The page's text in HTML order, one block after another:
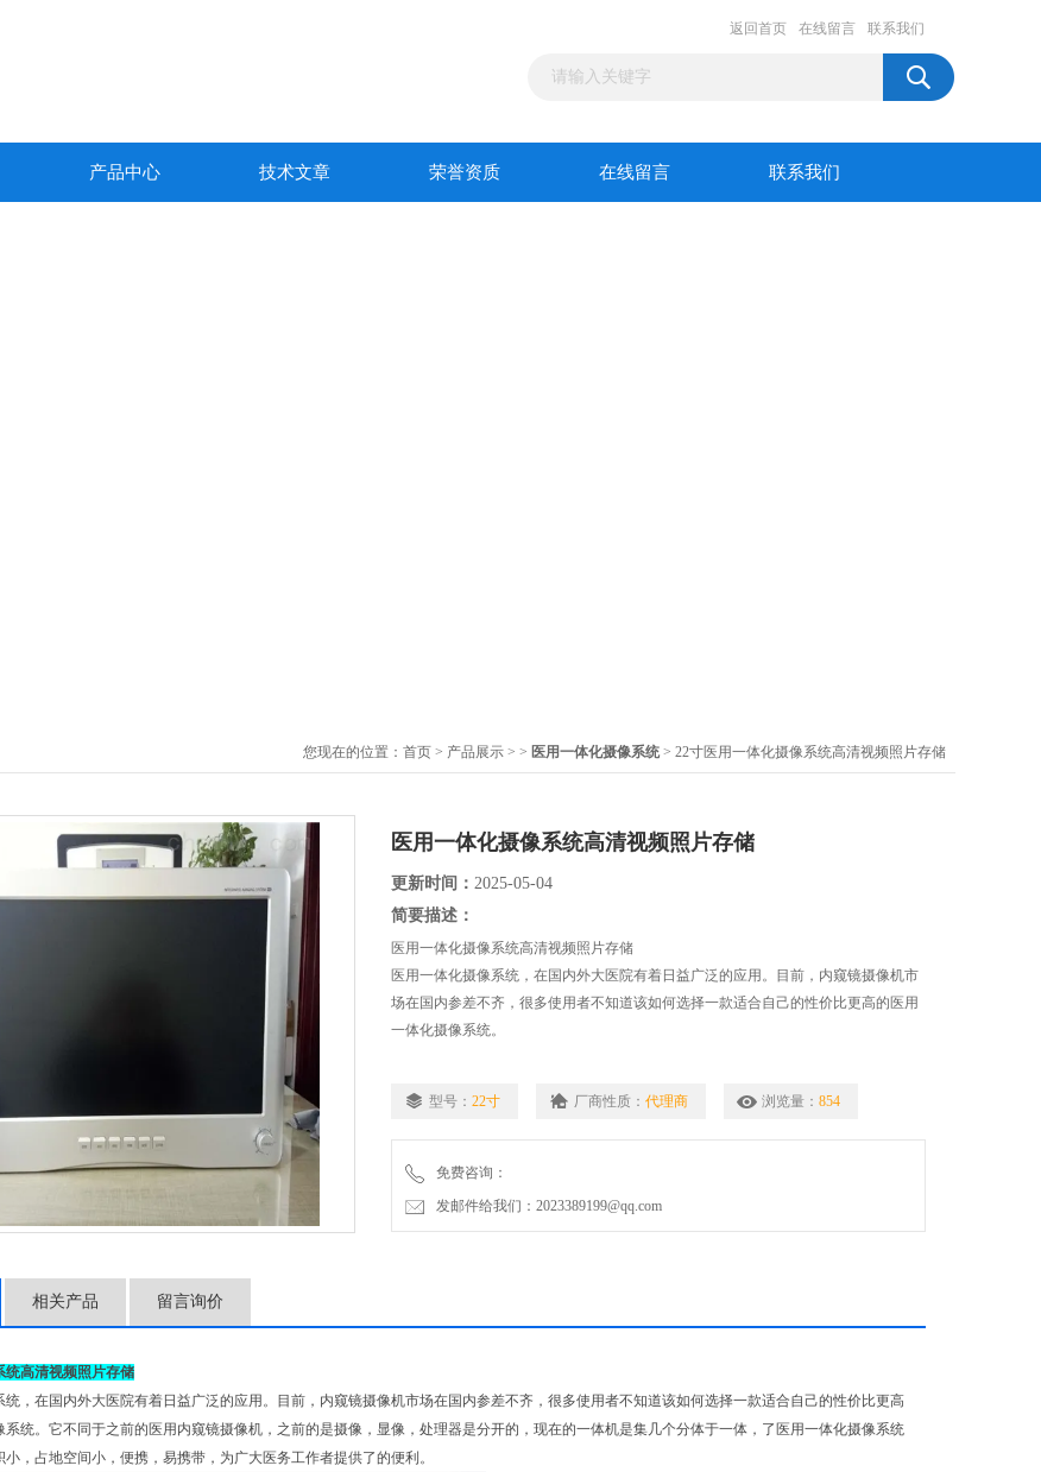
返回首页 在线留言 联系我们
产品中心 技术文章 荣誉资质 在线留言 联系我们
您现在的位置： 首页 > 产品展示 > > 医用一体化摄像系统 > 22寸医用一体化摄像系统高清视频照片存储
医用一体化摄像系统高清视频照片存储
更新时间： 2025-05-04
简要描述：
医用一体化摄像系统高清视频照片存储
医用一体化摄像系统，在国内外大医院有着日益广泛的应用。目前，内窥镜摄像机市
场在国内参差不齐，很多使用者不知道该如何选择一款适合自己的性价比更高的医用
一体化摄像系统。
型号： 22寸 厂商性质： 代理商 浏览量： 854
免费咨询：
发邮件给我们：2023389199@qq.com
相关产品 留言询价
统高清视频照片存储
统，在国内外大医院有着日益广泛的应用。目前，内窥镜摄像机市场在国内参差不齐，很多使用者不知道该如何选择一款适合自己的性价比更高
系统。它不同于之前的医用内窥镜摄像机，之前的是摄像，显像，处理器是分开的，现在的一体机是集几个分体于一体，了医用一体化摄像系统
，占地空间小，便携，易携带，为广大医务工作者提供了的便利。